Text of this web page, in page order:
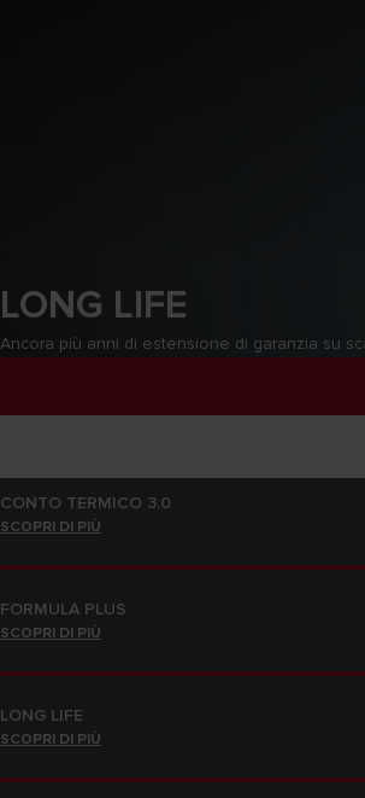
LONG LIFE
Ancora più anni di estensione di garanzia su
SCOPRI DI PIÙ
CONTO TERMICO 3.0
SCOPRI DI PIÙ
FORMULA PLUS
SCOPRI DI PIÙ
LONG LIFE
SCOPRI DI PIÙ